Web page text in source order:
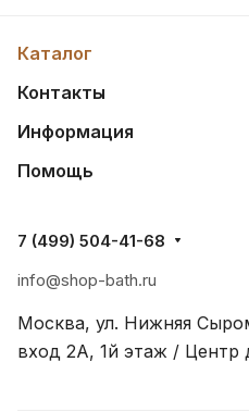
Каталог
Контакты
Информация
Помощь
7 (499) 504-41-68
info@shop-bath.ru
Москва, ул. Нижняя
вход 2A, 1й этаж / Центр